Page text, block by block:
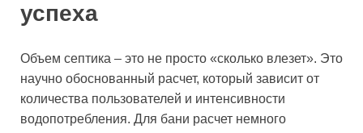
успеха
Объем септика – это не просто «сколько влезет». Это
научно обоснованный расчет, который зависит от
количества пользователей и интенсивности
водопотребления. Для бани расчет немного